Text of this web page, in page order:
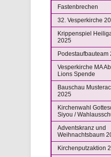
Fastenbrechen
32. Vesperkirche
Krippenspiel
2025
Podestaufbauteam
Vesperkirche MA
Lions Spende
Bauschau
2025
Kirchenwahl
Siyou /
Adventskranz und
Weihnachtsbaum
Kirchenputzaktion